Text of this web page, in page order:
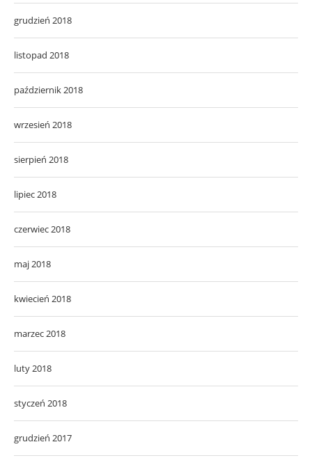
grudzień 2018
listopad 2018
październik 2018
wrzesień 2018
sierpień 2018
lipiec 2018
czerwiec 2018
maj 2018
kwiecień 2018
marzec 2018
luty 2018
styczeń 2018
grudzień 2017